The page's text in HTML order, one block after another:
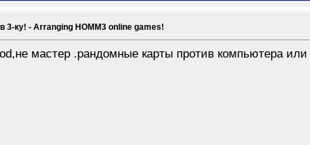
3-ку! - Arranging HOMM3 online games!
мастер .рандомные карты против компьютера